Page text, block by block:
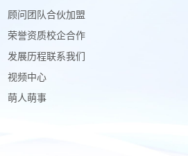
顾问团队
荣誉资质
发展历程
视频中心
萌人萌事
合伙加盟
校企合作
联系我们